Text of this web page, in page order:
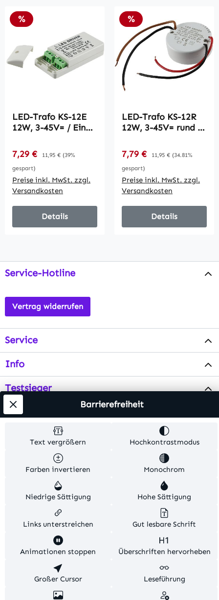
Rabatt
%
LED-Trafo KS-12E
12W, 3-45V= / Ein
350mA
Konstantstrom
Verkaufspreis:
7,29 € Regulärer Preis:
11,95 € (39%
gespart)
Preise inkl. MwSt. zzgl.
Versandkosten
Details
Rabatt
%
LED-Trafo KS-12R
12W, 3-45V= rund /
350mA
Konstantstrom
Verkaufspreis:
7,79 € Regulärer Preis:
11,95 € (34.81%
gespart)
Preise inkl. MwSt. zzgl.
Versandkosten
Details
Service-Hotline
Vertrag widerrufen
Service
Info
Testsieger
Versandkosten
. Alle Artikelangaben sind
Herstellerangaben und ohne Gewähr.
© 2026 MKV24 – Alle Rechte vorbehalten. Theme by
Text vergrößern Hochkontrastmodus
Farben invertieren Monochrom
Niedrige Sättigung Hohe Sättigung
Links unterstreichen Gut lesbare Schrift
Animationen stoppen Überschriften hervorheben
Großer Cursor Leseführung
Barrierefreiheit
Diese Website verwendet Cookies, um eine bestmögliche
Erfahrung bieten zu können.
Nur technisch notwendige
Konfigurieren